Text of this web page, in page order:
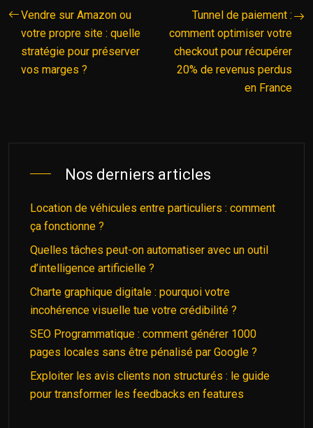
Vendre sur Amazon ou
votre propre site : quelle
stratégie pour préserver
vos marges ?
Tunnel de paiement :
comment optimiser votre
checkout pour récupérer
20% de revenus perdus
en France
Nos derniers articles
Location de véhicules entre particuliers : comment
ça fonctionne ?
Quelles tâches peut-on automatiser avec un outil
d’intelligence artificielle ?
Charte graphique digitale : pourquoi votre
incohérence visuelle tue votre crédibilité ?
SEO Programmatique : comment générer 1000
pages locales sans être pénalisé par Google ?
Exploiter les avis clients non structurés : le guide
pour transformer les feedbacks en features